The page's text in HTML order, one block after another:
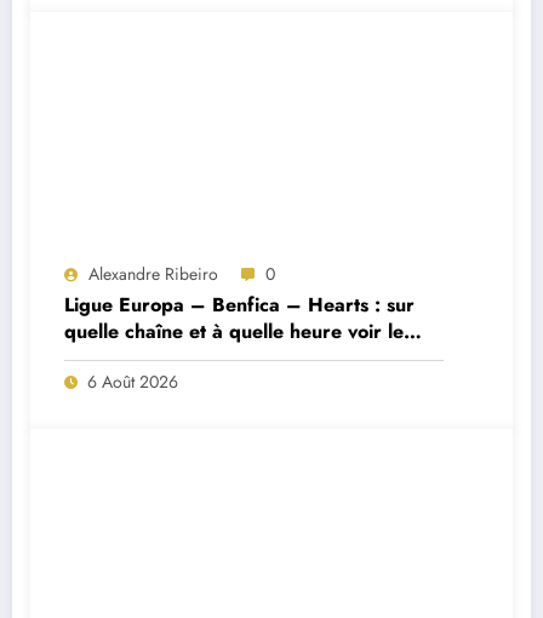
Alexandre Ribeiro 0
Ligue Europa – Benfica – Hearts : sur
quelle chaîne et à quelle heure voir le
match ?
6 Août 2026